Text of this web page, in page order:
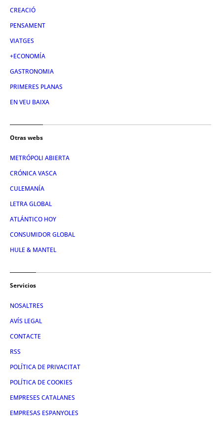
CREACIÓ
PENSAMENT
VIATGES
+ECONOMÍA
GASTRONOMIA
PRIMERES PLANAS
EN VEU BAIXA
Otras webs
METRÓPOLI ABIERTA
CRÓNICA VASCA
CULEMANÍA
LETRA GLOBAL
ATLÁNTICO HOY
CONSUMIDOR GLOBAL
HULE & MANTEL
Servicios
NOSALTRES
AVÍS LEGAL
CONTACTE
RSS
POLÍTICA DE PRIVACITAT
POLÍTICA DE COOKIES
EMPRESES CATALANES
EMPRESAS ESPANYOLES